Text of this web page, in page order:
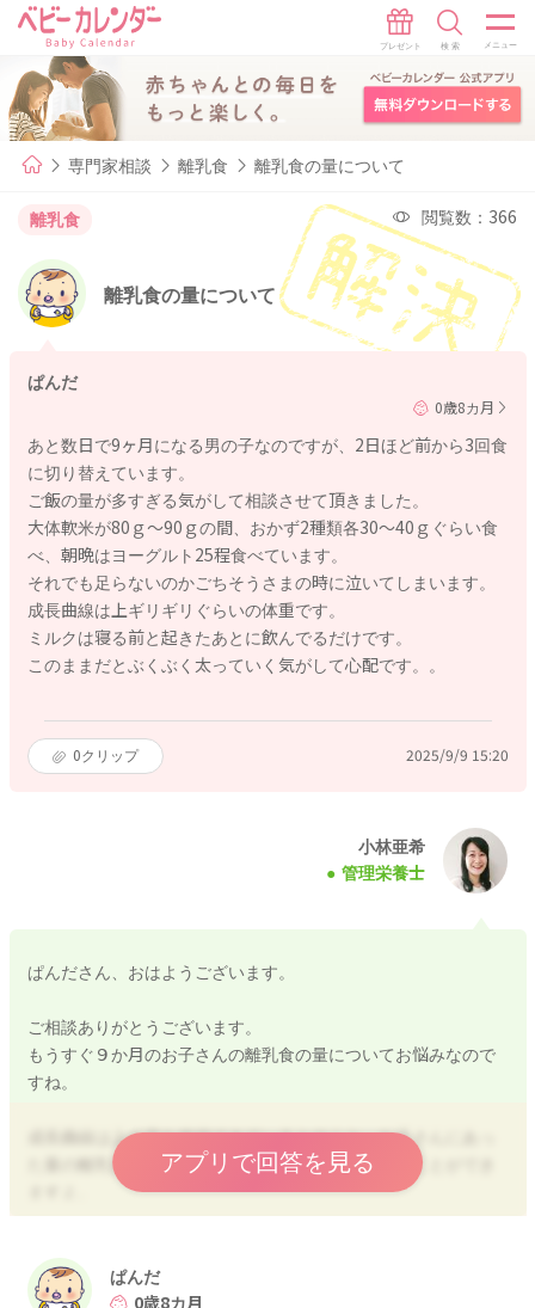
専門家相談 離乳食 離乳食の量について
離乳食 閲覧数：366
離乳食の量について
ぱんだ
0歳8カ月
あと数日で9ヶ月になる男の子なのですが、2日ほど前から3回食
に切り替えています。
ご飯の量が多すぎる気がして相談させて頂きました。
大体軟米が80ｇ〜90ｇの間、おかず2種類各30〜40ｇぐらい食
べ、朝晩はヨーグルト25程食べています。
それでも足らないのかごちそうさまの時に泣いてしまいます。
成長曲線は上ギリギリぐらいの体重です。
ミルクは寝る前と起きたあとに飲んでるだけです。
このままだとぶくぶく太っていく気がして心配です。。
0クリップ 2025/9/9 15:20
小林亜希
管理栄養士
ぱんださん、おはようございます。
ご相談ありがとうございます。
もうすぐ９か月のお子さんの離乳食の量についてお悩みなので
すね。
成長曲線は上の方を維持できているとのこと、お子さんにあっ
た量の離乳食＋ミルクの摂取ができていると考えることができ
炭水化物
5倍がゆ90g～軟飯80g
アプリで回答を見る
ぱんだ
0歳8カ月